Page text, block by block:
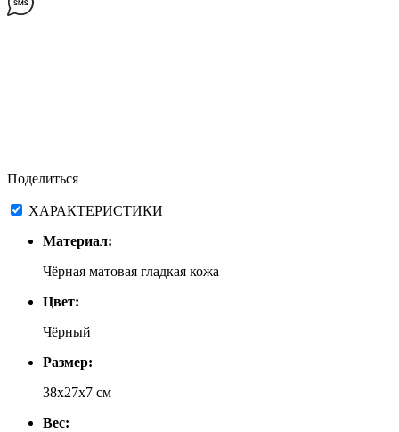
Поделиться
ХАРАКТЕРИСТИКИ
Материал:
Чёрная матовая гладкая кожа
Цвет:
Чёрный
Размер:
38x27x7 см
Вес: